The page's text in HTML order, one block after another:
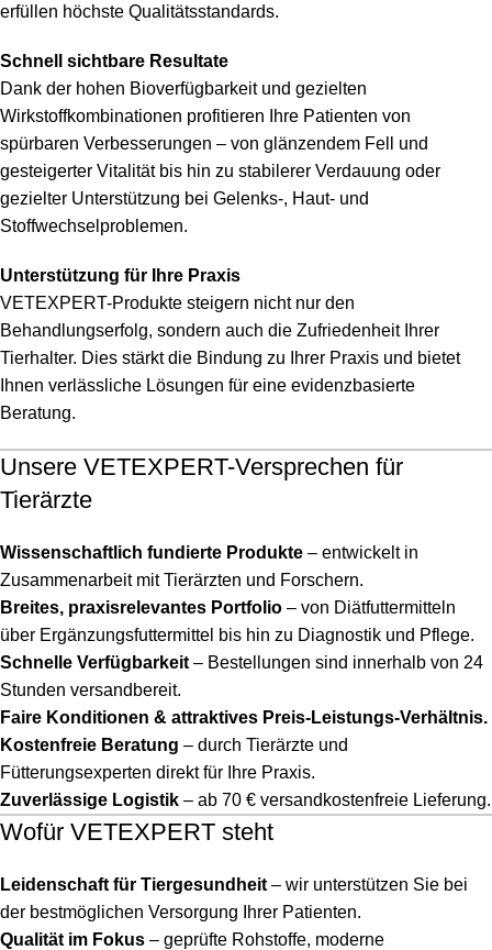
erfüllen höchste Qualitätsstandards.
Schnell sichtbare Resultate
Dank der hohen Bioverfügbarkeit und gezielten
Wirkstoffkombinationen profitieren Ihre Patienten von
spürbaren Verbesserungen – von glänzendem Fell und
gesteigerter Vitalität bis hin zu stabilerer Verdauung oder
gezielter Unterstützung bei Gelenks-, Haut- und
Stoffwechselproblemen.
Unterstützung für Ihre Praxis
VETEXPERT-Produkte steigern nicht nur den
Behandlungserfolg, sondern auch die Zufriedenheit Ihrer
Tierhalter. Dies stärkt die Bindung zu Ihrer Praxis und bietet
Ihnen verlässliche Lösungen für eine evidenzbasierte
Beratung.
Unsere VETEXPERT-Versprechen für
Tierärzte
Wissenschaftlich fundierte Produkte – entwickelt in
Zusammenarbeit mit Tierärzten und Forschern.
Breites, praxisrelevantes Portfolio – von Diätfuttermitteln
über Ergänzungsfuttermittel bis hin zu Diagnostik und Pflege.
Schnelle Verfügbarkeit – Bestellungen sind innerhalb von 24
Stunden versandbereit.
Faire Konditionen & attraktives Preis-Leistungs-Verhältnis.
Kostenfreie Beratung – durch Tierärzte und
Fütterungsexperten direkt für Ihre Praxis.
Zuverlässige Logistik – ab 70 € versandkostenfreie Lieferung.
Wofür VETEXPERT steht
Leidenschaft für Tiergesundheit – wir unterstützen Sie bei
der bestmöglichen Versorgung Ihrer Patienten.
Qualität im Fokus – geprüfte Rohstoffe, moderne